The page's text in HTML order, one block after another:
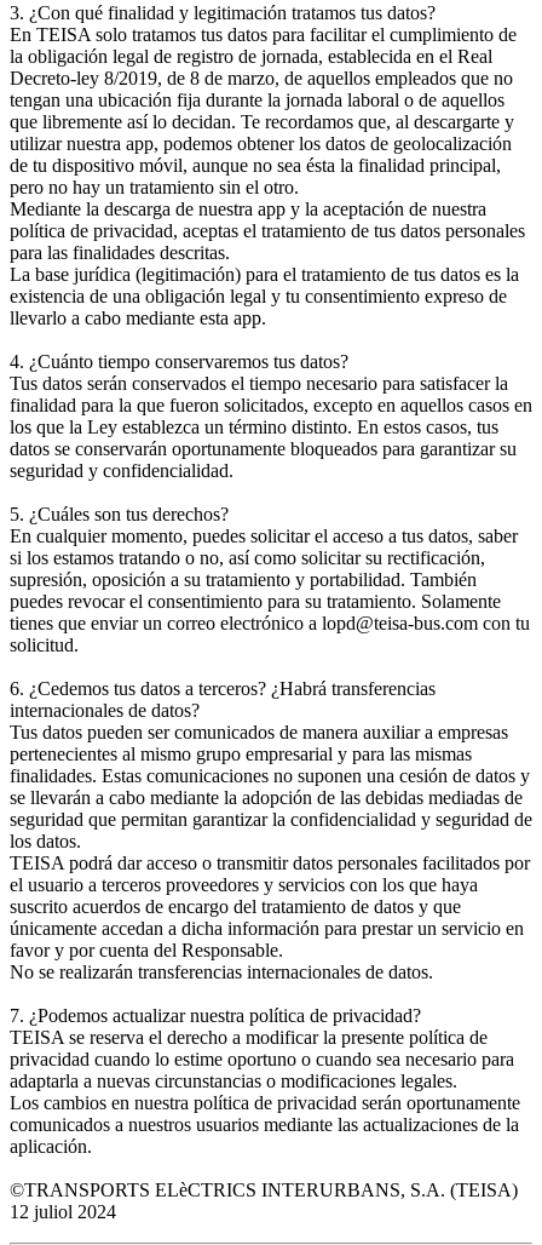
3. ¿Con qué finalidad y legitimación tratamos tus datos?
En TEISA solo tratamos tus datos para facilitar el cumplimiento de
la obligación legal de registro de jornada, establecida en el Real
Decreto-ley 8/2019, de 8 de marzo, de aquellos empleados que no
tengan una ubicación fija durante la jornada laboral o de aquellos
que libremente así lo decidan. Te recordamos que, al descargarte y
utilizar nuestra app, podemos obtener los datos de geolocalización
de tu dispositivo móvil, aunque no sea ésta la finalidad principal,
pero no hay un tratamiento sin el otro.
Mediante la descarga de nuestra app y la aceptación de nuestra
política de privacidad, aceptas el tratamiento de tus datos personales
para las finalidades descritas.
La base jurídica (legitimación) para el tratamiento de tus datos es la
existencia de una obligación legal y tu consentimiento expreso de
llevarlo a cabo mediante esta app.
4. ¿Cuánto tiempo conservaremos tus datos?
Tus datos serán conservados el tiempo necesario para satisfacer la
finalidad para la que fueron solicitados, excepto en aquellos casos en
los que la Ley establezca un término distinto. En estos casos, tus
datos se conservarán oportunamente bloqueados para garantizar su
seguridad y confidencialidad.
5. ¿Cuáles son tus derechos?
En cualquier momento, puedes solicitar el acceso a tus datos, saber
si los estamos tratando o no, así como solicitar su rectificación,
supresión, oposición a su tratamiento y portabilidad. También
puedes revocar el consentimiento para su tratamiento. Solamente
tienes que enviar un correo electrónico a lopd@teisa-bus.com con tu
solicitud.
6. ¿Cedemos tus datos a terceros? ¿Habrá transferencias
internacionales de datos?
Tus datos pueden ser comunicados de manera auxiliar a empresas
pertenecientes al mismo grupo empresarial y para las mismas
finalidades. Estas comunicaciones no suponen una cesión de datos y
se llevarán a cabo mediante la adopción de las debidas mediadas de
seguridad que permitan garantizar la confidencialidad y seguridad de
los datos.
TEISA podrá dar acceso o transmitir datos personales facilitados por
el usuario a terceros proveedores y servicios con los que haya
suscrito acuerdos de encargo del tratamiento de datos y que
únicamente accedan a dicha información para prestar un servicio en
favor y por cuenta del Responsable.
No se realizarán transferencias internacionales de datos.
7. ¿Podemos actualizar nuestra política de privacidad?
TEISA se reserva el derecho a modificar la presente política de
privacidad cuando lo estime oportuno o cuando sea necesario para
adaptarla a nuevas circunstancias o modificaciones legales.
Los cambios en nuestra política de privacidad serán oportunamente
comunicados a nuestros usuarios mediante las actualizaciones de la
aplicación.
©TRANSPORTS ELèCTRICS INTERURBANS, S.A. (TEISA)
12 juliol 2024